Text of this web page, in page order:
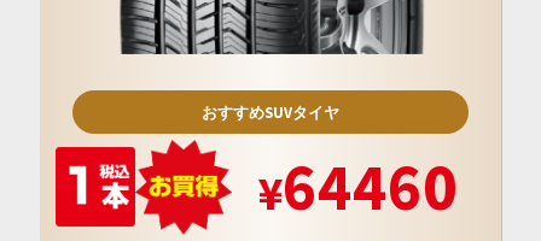
おすすめSUVタイヤ
64460